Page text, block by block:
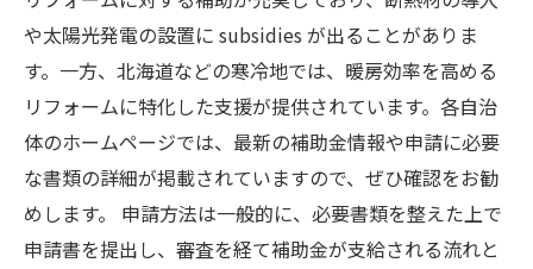
や太陽光発電の設置に subsidies が出ることがありま
す。一方、北海道などの寒冷地では、暖房効率を高める
リフォームに特化した支援が提供されています。各自治
体のホームページでは、最新の補助金情報や申請に必要
な書類の詳細が掲載されていますので、ぜひ確認をお勧
めします。 申請方法は一般的に、必要書類を整えた上で
申請書を提出し、審査を経て補助金が支給される流れと